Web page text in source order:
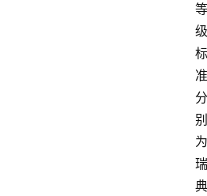
等
级
标
准
分
别
为
瑞
典